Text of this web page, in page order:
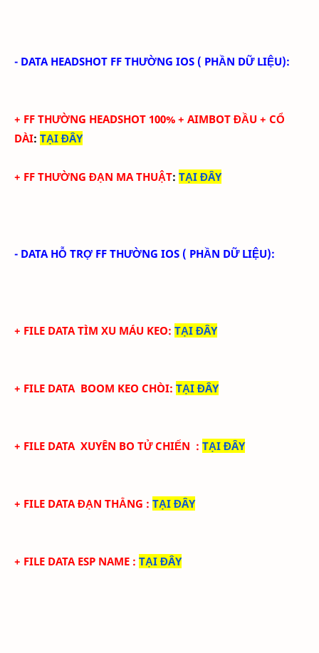
- DATA HEADSHOT FF THƯỜNG IOS ( PHẦN DỮ LIỆU):
+ FF THƯỜNG HEADSHOT 100% + AIMBOT ĐẦU + CỔ
DÀI: TẠI ĐÂY
+ FF THƯỜNG ĐẠN MA THUẬT: TẠI ĐÂY
- DATA HỖ TRỢ FF THƯỜNG IOS ( PHẦN DỮ LIỆU):
+ FILE DATA TÌM XU MÁU KEO: TẠI ĐÂY
+ FILE DATA BOOM KEO CHÒI: TẠI ĐÂY
+ FILE DATA XUYÊN BO TỬ CHIẾN : TẠI ĐÂY
+ FILE DATA ĐẠN THẲNG : TẠI ĐÂY
+ FILE DATA ESP NAME : TẠI ĐÂY